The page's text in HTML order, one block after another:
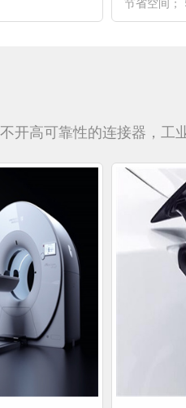
节省空间；
开高可靠性的连接器，工